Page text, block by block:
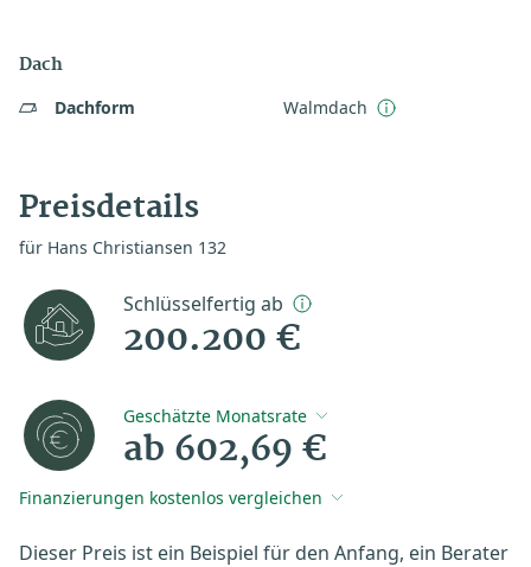
Dach
Dachform Walmdach
Preisdetails
für Hans Christiansen 132
Schlüsselfertig ab
200.200 €
Geschätzte Monatsrate
ab 602,69 €
Finanzierungen kostenlos vergleichen
Dieser Preis ist ein Beispiel für den Anfang, ein Berater